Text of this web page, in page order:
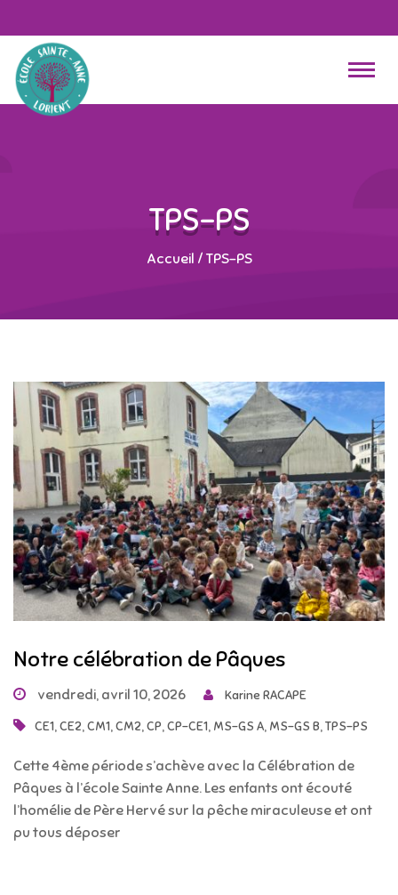
TPS-PS
Accueil / TPS-PS
Notre célébration de Pâques
vendredi, avril 10, 2026 Karine RACAPE
CE1,CE2,CM1,CM2,CP,CP-CE1, MS-GS A, MS-GS B,TPS-PS
Cette 4ème période s’achève avec la Célébration de
Pâques à l’école Sainte Anne. Les enfants ont écouté
l’homélie de Père Hervé sur la pêche miraculeuse et ont
pu tous déposer